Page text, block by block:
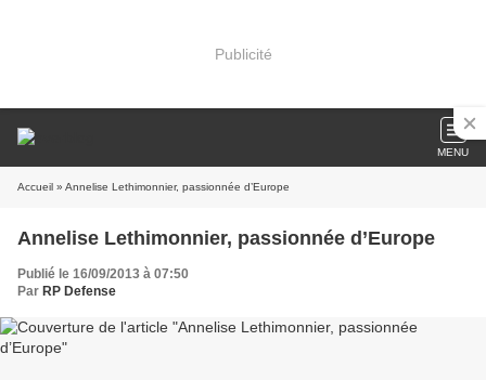
Publicité
MENU
Accueil » Annelise Lethimonnier, passionnée d’Europe
Annelise Lethimonnier, passionnée d’Europe
Publié le 16/09/2013 à 07:50
Par RP Defense